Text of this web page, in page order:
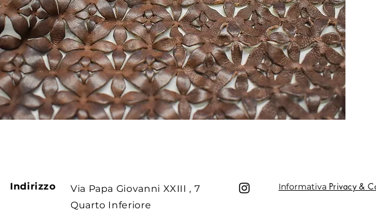
Indirizzo
Via Papa Giovanni XXIII , 7
Quarto Inferiore
Informativa Privacy &